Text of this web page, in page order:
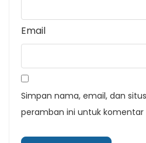
Email
Simpan nama, email, dan
peramban ini untuk komentar